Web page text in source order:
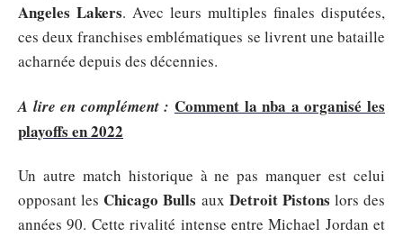
Angeles Lakers. Avec leurs multiples finales disputées,
ces deux franchises emblématiques se livrent une bataille
acharnée depuis des décennies.
A lire en complément : Comment la nba a organisé les
playoffs en 2022
Un autre match historique à ne pas manquer est celui
opposant les Chicago Bulls aux Detroit Pistons lors des
années 90. Cette rivalité intense entre Michael Jordan et